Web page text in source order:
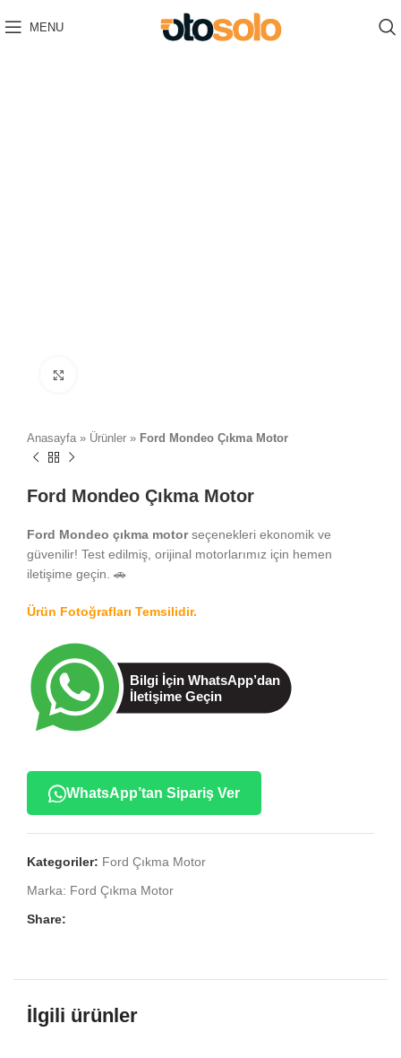
MENU
Anasayfa » Ürünler » Ford Mondeo Çıkma Motor
Ford Mondeo Çıkma Motor
Ford Mondeo çıkma motorseçenekleri ekonomik ve
güvenilir! Test edilmiş, orijinal motorlarımız için hemen
iletişime geçin. 🚗
Ürün Fotoğrafları Temsilidir.
WhatsApp’tan Sipariş Ver
Kategoriler: Ford Çıkma Motor
Marka: Ford Çıkma Motor
Share:
İlgili ürünler